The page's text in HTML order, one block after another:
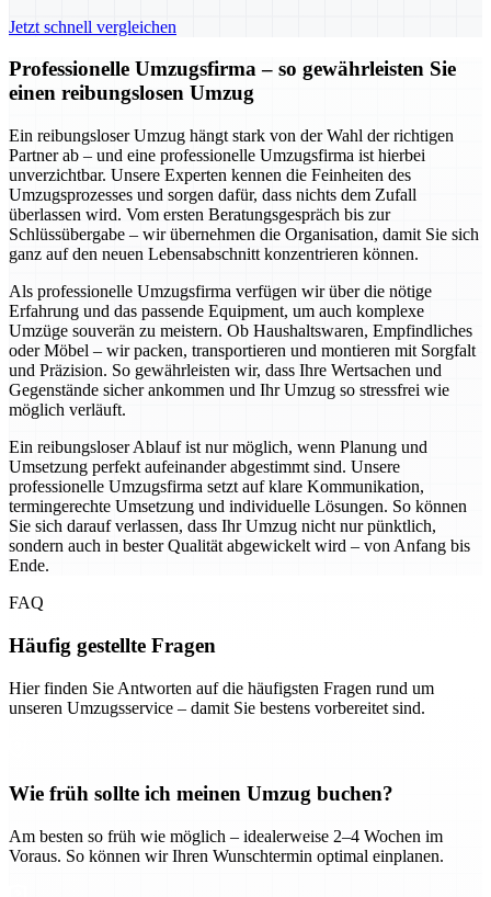
Jetzt schnell vergleichen
Professionelle Umzugsfirma – so gewährleisten Sie
einen reibungslosen Umzug
Ein reibungsloser Umzug hängt stark von der Wahl der richtigen
Partner ab – und eine professionelle Umzugsfirma ist hierbei
unverzichtbar. Unsere Experten kennen die Feinheiten des
Umzugsprozesses und sorgen dafür, dass nichts dem Zufall
überlassen wird. Vom ersten Beratungsgespräch bis zur
Schlüssübergabe – wir übernehmen die Organisation, damit Sie sich
ganz auf den neuen Lebensabschnitt konzentrieren können.
Als professionelle Umzugsfirma verfügen wir über die nötige
Erfahrung und das passende Equipment, um auch komplexe
Umzüge souverän zu meistern. Ob Haushaltswaren, Empfindliches
oder Möbel – wir packen, transportieren und montieren mit Sorgfalt
und Präzision. So gewährleisten wir, dass Ihre Wertsachen und
Gegenstände sicher ankommen und Ihr Umzug so stressfrei wie
möglich verläuft.
Ein reibungsloser Ablauf ist nur möglich, wenn Planung und
Umsetzung perfekt aufeinander abgestimmt sind. Unsere
professionelle Umzugsfirma setzt auf klare Kommunikation,
termingerechte Umsetzung und individuelle Lösungen. So können
Sie sich darauf verlassen, dass Ihr Umzug nicht nur pünktlich,
sondern auch in bester Qualität abgewickelt wird – von Anfang bis
Ende.
FAQ
Häufig gestellte Fragen
Hier finden Sie Antworten auf die häufigsten Fragen rund um
unseren Umzugsservice – damit Sie bestens vorbereitet sind.
Wie früh sollte ich meinen Umzug buchen?
Am besten so früh wie möglich – idealerweise 2–4 Wochen im
Voraus. So können wir Ihren Wunschtermin optimal einplanen.